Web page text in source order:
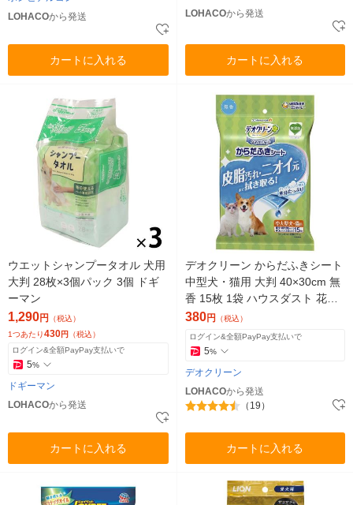
LOHACOから発送
カートに入れる
LOHACOから発送
カートに入れる
ウエットシャンプータオル 犬用
大判 28枚×3個パック 3個 ドギ
ーマン
1,290円 （税込）
1つあたり430円 （税込）
ログイン&全額PayPay支払いで
5%
ドギーマン
LOHACOから発送
カートに入れる
デオクリーン からだふきシート
中型犬・猫用 大判 40×30cm 無
香 15枚 1袋 ハウスダスト 花粉
ケア
380円 （税込）
ログイン&全額PayPay支払いで
5%
デオクリーン
LOHACOから発送
（19）
カートに入れる